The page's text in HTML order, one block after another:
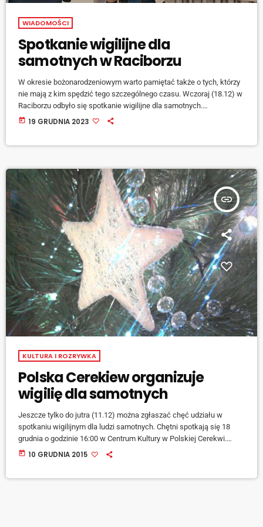
WIADOMOŚCI
Spotkanie wigilijne dla
samotnych w Raciborzu
W okresie bożonarodzeniowym warto pamiętać także o tych, którzy
nie mają z kim spędzić tego szczególnego czasu. Wczoraj (18.12) w
Raciborzu odbyło się spotkanie wigilijne dla samotnych.
Uczestniczyło w nim aż ok. 60 osób. Prezydent Dariusz Polowy wraz
today 19 GRUDNIA 2023
insert_link
KULTURA I ROZRYWKA
Polska Cerekiew organizuje
wigilię dla samotnych
Jeszcze tylko do jutra (11.12) można zgłaszać chęć udziału w
spotkaniu wigilijnym dla ludzi samotnych. Chętni spotkają się 18
grudnia o godzinie 16:00 w Centrum Kultury w Polskiej Cerekwi.
Program wieczoru obejmuje opłatek, kolację wigilijną w uroczystym
today 10 GRUDNIA 2015